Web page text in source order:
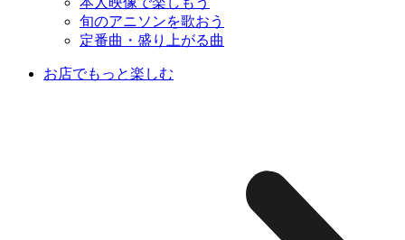
旬のアニソンを歌おう
定番曲・盛り上がる曲
お店でもっと楽しむ